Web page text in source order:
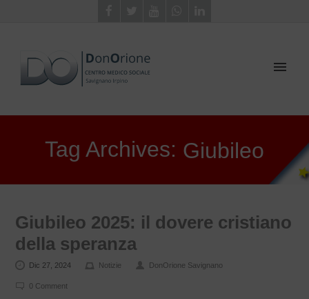
Tag Archives: Giubileo
Giubileo 2025: il dovere cristiano
della speranza
Dic 27, 2024 Notizie DonOrione Savignano
0 Comment